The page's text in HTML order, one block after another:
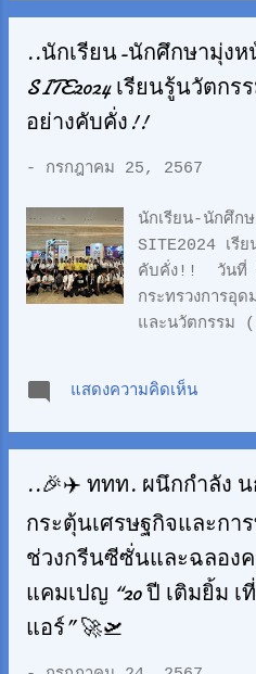
มิติต่าง ทั้งการ
การใช้ประโยช
ย่านนวัตกรรม
"STARTUP x
EXPO 2024"
ที่สุดในประเทศ
22 - 28 กรก
ศูนย์การประชุ
บุญเฟื่อง ผู้อำน
ชาติ (องค์การ
“งาน
2024 จัดขึ้นเป็
..นักเรียน-นักศึกษามุ่งห
SITE2024 เรียนรู้นวัตกร
อย่างคับคั่ง!!
- กรกฎาคม 25, 2567
นักเรียน-นักศึกษ
SITE2024 เรีย
คับคั่ง!! วันที่
กระทรวงการอุ
และนวัตกรรม
NIA จัดงาน
THAILAND
2024 มหกรรม
อัพไทยที่ยิ่งใหญ่
หนึ่งของงาน
วันที่ 22 - 28
ศูนย์การประชุม
จัดให้มีการเสวน
ความรู้ด้านนวัต
แสดงความคิดเห็น
..🎉✈️ ททท. ผนึกกำลัง
กระตุ้นเศรษฐกิจและกา
ช่วงกรีนซีซั่นและฉลองค
แคมเปญ “20 ปี เติมยิ้ม
แอร์” 🚀🛫